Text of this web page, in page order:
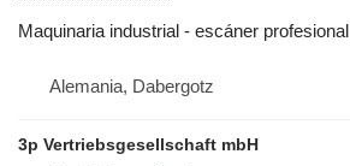
Maquinaria industrial - escáner profesional
Alemania, Dabergotz
3p Vertriebsgesellschaft mbH